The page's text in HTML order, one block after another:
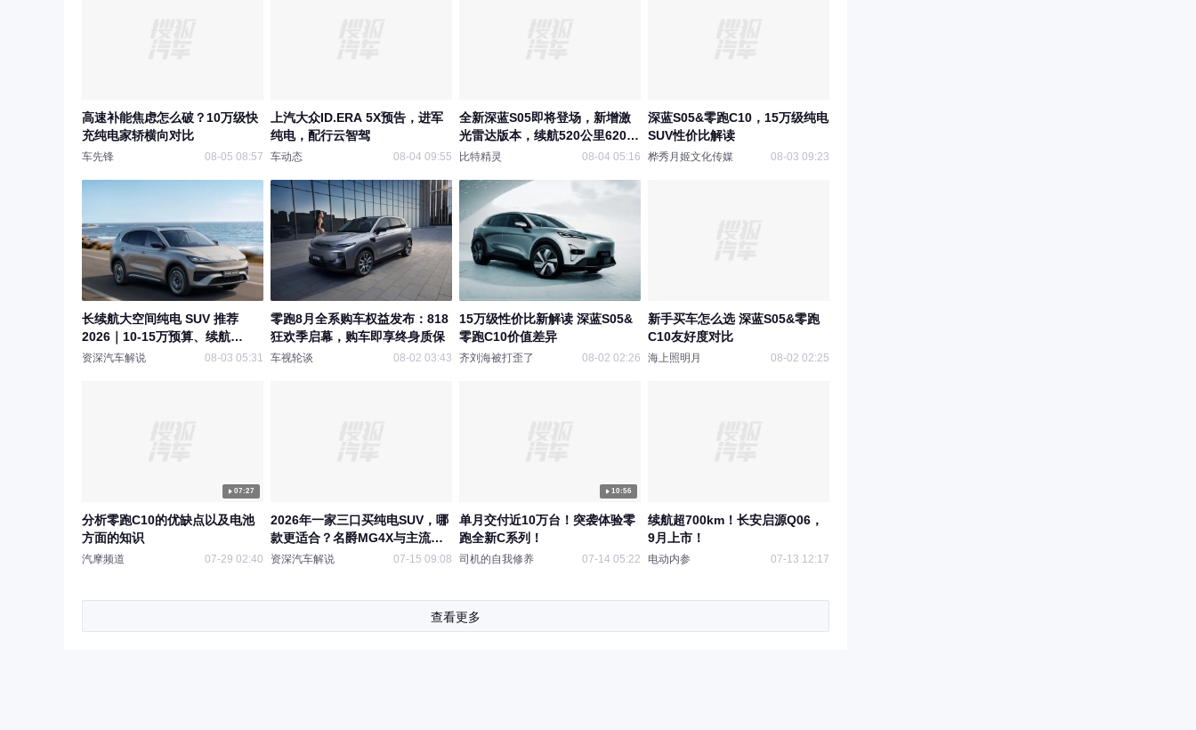
高速补能焦虑怎么破？10万级快
充纯电家轿横向对比
车先锋 08-05 08:57
上汽大众ID.ERA 5X预告，进军
纯电，配行云智驾
车动态 08-04 09:55
全新深蓝S05即将登场，新增激
光雷达版本，续航520公里620公
里，11.99万起预售激光雷达版仅
比特精灵 08-04 05:16
深蓝S05&零跑C10，15万级纯电
SUV性价比解读
桦秀月姬文化传媒 08-03 09:23
长续航大空间纯电 SUV 推荐
2026｜10-15万预算、续航
600km 以上大五座车型对比
资深汽车解说 08-03 05:31
零跑8月全系购车权益发布：818
狂欢季启幕，购车即享终身质保
车视轮谈 08-02 03:43
15万级性价比新解读 深蓝S05&
零跑C10价值差异
齐刘海被打歪了 08-02 02:26
新手买车怎么选 深蓝S05&零跑
C10友好度对比
海上照明月 08-02 02:25
07:27
分析零跑C10的优缺点以及电池
方面的知识
汽摩频道 07-29 02:40
2026年一家三口买纯电SUV，哪
款更适合？名爵MG4X与主流车
型空间对比
资深汽车解说 07-15 09:08
10:56
单月交付近10万台！突袭体验零
跑全新C系列！
司机的自我修养 07-14 05:22
续航超700km！长安启源Q06，
9月上市！
电动内参 07-13 12:17
查看更多